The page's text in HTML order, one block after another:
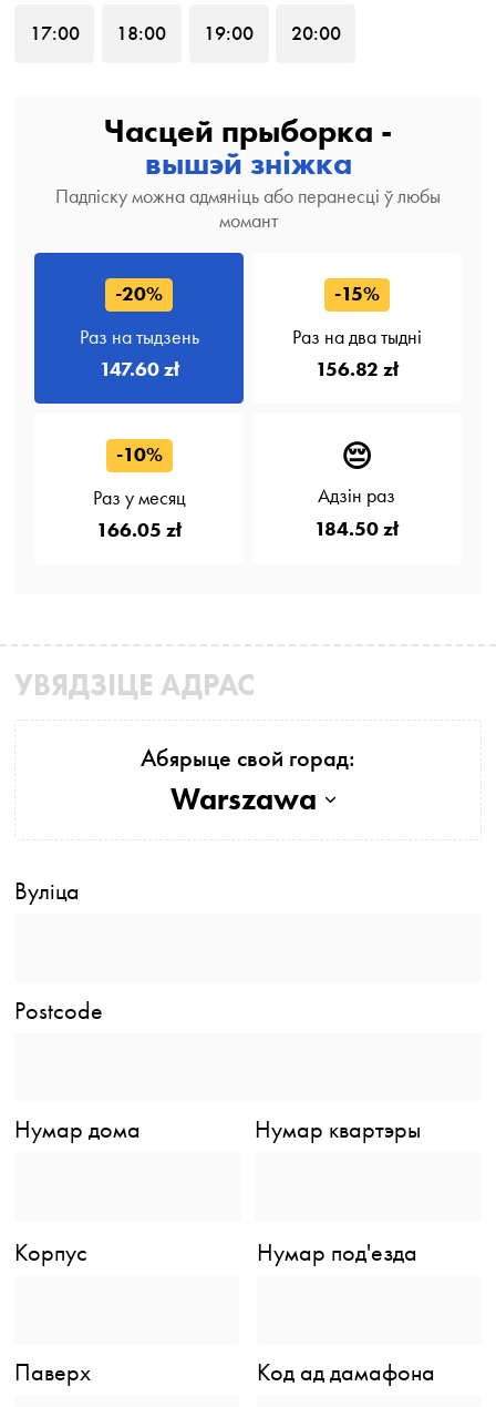
17:00 18:00 19:00 20:00
Часцей прыборка -
вышэй зніжка
Падпіску можна адмяніць або перанесці ў любы
момант
-20%
Раз на тыдзень
147.60 zł
-15%
Раз на два тыдні
156.82 zł
-10%
Раз у месяц
166.05 zł
😔
Адзін раз
184.50 zł
УВЯДЗІЦЕ АДРАС
Абярыце свой горад:
Warszawa
Вуліца
Postcode
Нумар дома Нумар квартэры
Корпус Нумар под'езда
Паверх Код ад дамафона